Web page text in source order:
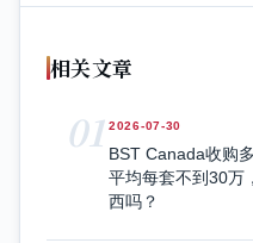
相关文章
01 2026-07-30
BST Canada收购
平均每套不到30万
西吗？